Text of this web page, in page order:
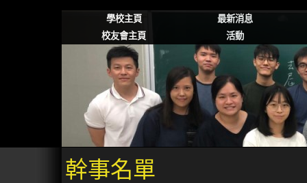
學校主頁
最新消息
校友會主頁
活動
幹事名單